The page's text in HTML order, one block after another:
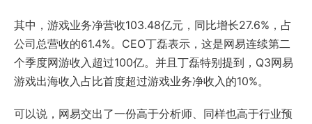
其中，游戏业务净营收103.48亿元，同比增长27.6%，占
公司总营收的61.4%。CEO丁磊表示，这是网易连续第二
个季度网游收入超过100亿。并且丁磊特别提到，Q3网易
游戏出海收入占比首度超过游戏业务净收入的10%。
可以说，网易交出了一份高于分析师、同样也高于行业预